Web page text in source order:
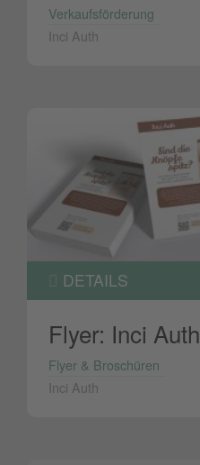
Verkaufsförderung
Inci Auth
DETAILS
Flyer: Inci Auth
Flyer & Broschüren
Inci Auth